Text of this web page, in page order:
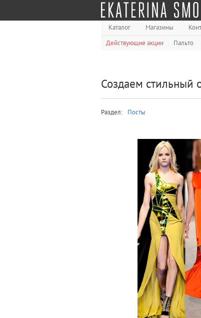
Каталог Магазины
Действующие акции
Пальто
Создаем стильный
Раздел: Посты